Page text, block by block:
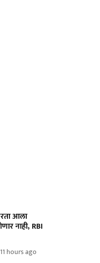
आला
नाही, RBI
11 hours ago